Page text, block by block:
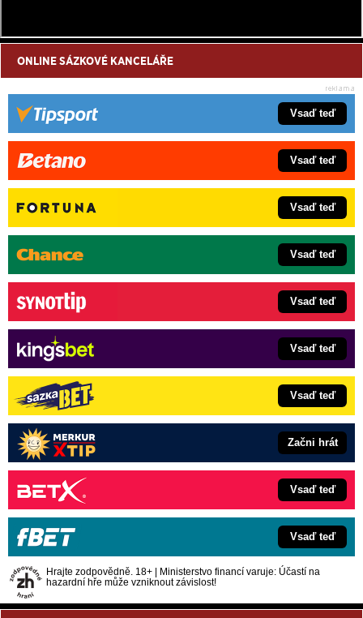
ONLINE SÁZKOVÉ KANCELÁŘE
Vsaď teď
Vsaď teď
Vsaď teď
Vsaď teď
Vsaď teď
Vsaď teď
Vsaď teď
Začni hrát
Vsaď teď
Vsaď teď
Hrajte zodpovědně. 18+ | Ministerstvo financí varuje: Účastí na
hazardní hře může vzniknout závislost!